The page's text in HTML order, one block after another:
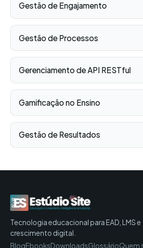
Gestão de Engajamento
Gestão de Processos
Gerenciamento de API RESTful
Gamificação no Ensino
Gestão de Resultados
Tecnologia educacional para EAD, LMS e
crescimento digital.
BlogEbooksDownloadsGlossárioQuem